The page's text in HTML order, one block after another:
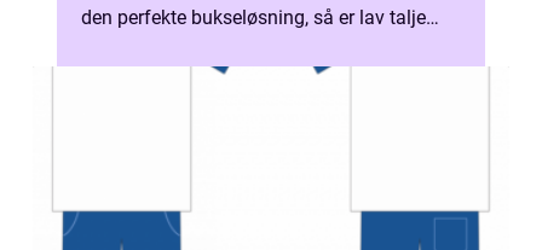
den perfekte bukseløsning, så er lav talje